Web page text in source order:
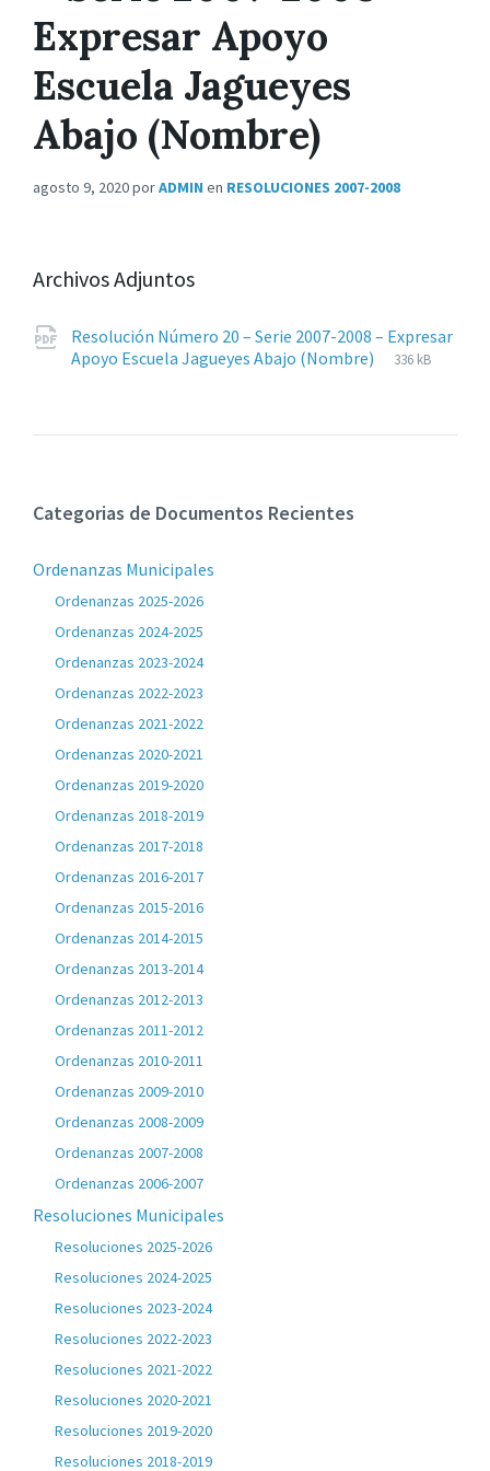
Expresar Apoyo
Escuela Jagueyes
Abajo (Nombre)
agosto 9, 2020porADMIN en RESOLUCIONES 2007-2008
Archivos Adjuntos
Resolución Número 20 – Serie 2007-2008 – Expresar
Apoyo Escuela Jagueyes Abajo (Nombre)
Extensiones
pdf
Tamaño
336 kB
Categorias de Documentos Recientes
Ordenanzas Municipales
Ordenanzas 2025-2026
Ordenanzas 2024-2025
Ordenanzas 2023-2024
Ordenanzas 2022-2023
Ordenanzas 2021-2022
Ordenanzas 2020-2021
Ordenanzas 2019-2020
Ordenanzas 2018-2019
Ordenanzas 2017-2018
Ordenanzas 2016-2017
Ordenanzas 2015-2016
Ordenanzas 2014-2015
Ordenanzas 2013-2014
Ordenanzas 2012-2013
Ordenanzas 2011-2012
Ordenanzas 2010-2011
Ordenanzas 2009-2010
Ordenanzas 2008-2009
Ordenanzas 2007-2008
Ordenanzas 2006-2007
Resoluciones Municipales
Resoluciones 2025-2026
Resoluciones 2024-2025
Resoluciones 2023-2024
Resoluciones 2022-2023
Resoluciones 2021-2022
Resoluciones 2020-2021
Resoluciones 2019-2020
Resoluciones 2018-2019